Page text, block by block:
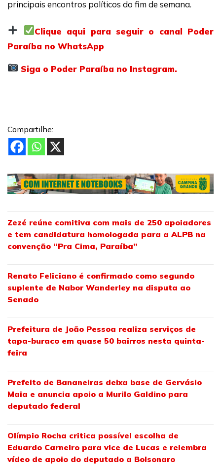
principais encontros políticos do fim de semana.
Clique aqui para seguir o canal Poder
Paraíba no WhatsApp
Siga o Poder Paraíba no Instagram.
Compartilhe:
Zezé reúne comitiva com mais de 250 apoiadores
e tem candidatura homologada para a ALPB na
convenção “Pra Cima, Paraíba”
Renato Feliciano é confirmado como segundo
suplente de Nabor Wanderley na disputa ao
Senado
Prefeitura de João Pessoa realiza serviços de
tapa-buraco em quase 50 bairros nesta quinta-
feira
Prefeito de Bananeiras deixa base de Gervásio
Maia e anuncia apoio a Murilo Galdino para
deputado federal
Olímpio Rocha critica possível escolha de
Eduardo Carneiro para vice de Lucas e relembra
vídeo de apoio do deputado a Bolsonaro